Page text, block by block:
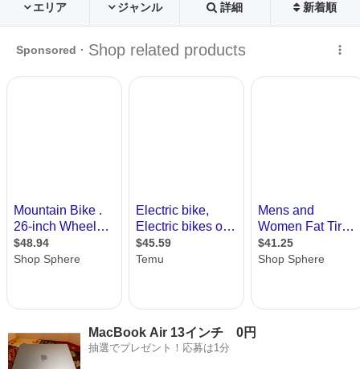
エリア ジャンル 詳細 新着順
MacBook Air 13インチ 0円
抽選でプレゼント！応募は1分